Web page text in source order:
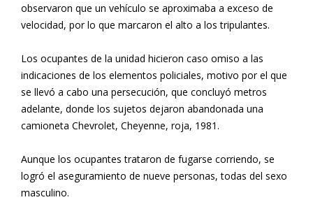
observaron que un vehículo se aproximaba a exceso de
velocidad, por lo que marcaron el alto a los tripulantes.
Los ocupantes de la unidad hicieron caso omiso a las
indicaciones de los elementos policiales, motivo por el que
se llevó a cabo una persecución, que concluyó metros
adelante, donde los sujetos dejaron abandonada una
camioneta Chevrolet, Cheyenne, roja, 1981.
Aunque los ocupantes trataron de fugarse corriendo, se
logró el aseguramiento de nueve personas, todas del sexo
masculino.